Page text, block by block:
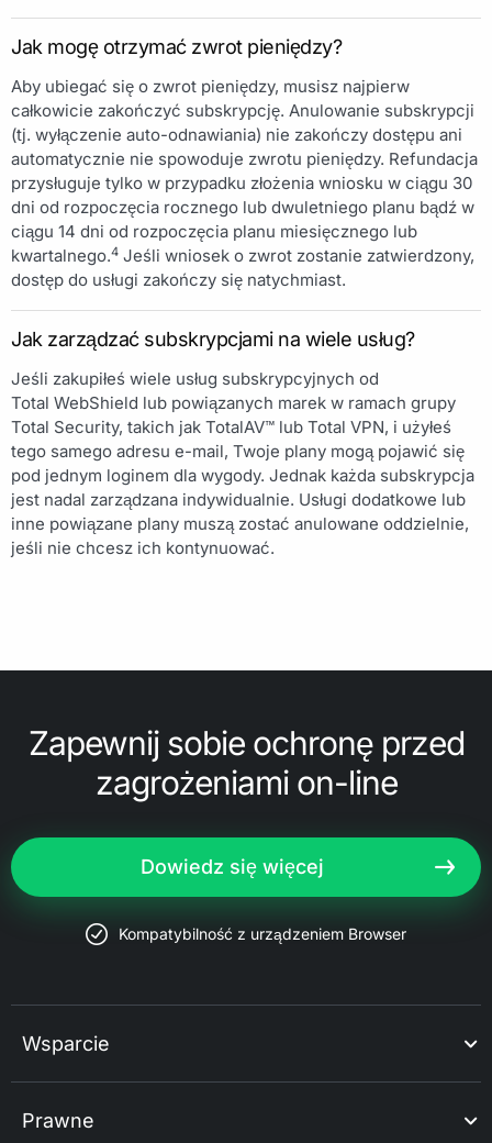
Jak mogę otrzymać zwrot pieniędzy?
Aby ubiegać się o zwrot pieniędzy, musisz najpierw
całkowicie zakończyć subskrypcję. Anulowanie subskrypcji
(tj. wyłączenie auto-odnawiania) nie zakończy dostępu ani
automatycznie nie spowoduje zwrotu pieniędzy. Refundacja
przysługuje tylko w przypadku złożenia wniosku w ciągu 30
dni od rozpoczęcia rocznego lub dwuletniego planu bądź w
ciągu 14 dni od rozpoczęcia planu miesięcznego lub
kwartalnego.4 Jeśli wniosek o zwrot zostanie zatwierdzony,
dostęp do usługi zakończy się natychmiast.
Jak zarządzać subskrypcjami na wiele usług?
Jeśli zakupiłeś wiele usług subskrypcyjnych od
Total WebShield lub powiązanych marek w ramach grupy
Total Security, takich jak TotalAV™ lub Total VPN, i użyłeś
tego samego adresu e-mail, Twoje plany mogą pojawić się
pod jednym loginem dla wygody. Jednak każda subskrypcja
jest nadal zarządzana indywidualnie. Usługi dodatkowe lub
inne powiązane plany muszą zostać anulowane oddzielnie,
jeśli nie chcesz ich kontynuować.
Zapewnij sobie ochronę przed
zagrożeniami on-line
Dowiedz się więcej
Kompatybilność z urządzeniem Browser
Wsparcie
Prawne